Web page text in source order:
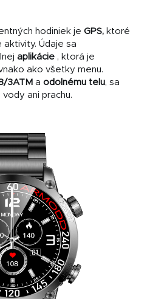
hodiniek je GPS, ktoré
Údaje sa
aplikácie , ktorá je
ako všetky menu.
3ATM a odolnému telu, sa
ani prachu.